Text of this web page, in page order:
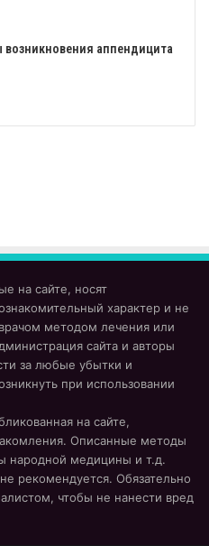
возникновения аппендицита
на сайте, носят
характер и не
методом лечения или
сайта и авторы
за любые убытки и
при использовании
на сайте,
Описанные методы
народной медицины и т.д.
рекомендуется. Обязательно
чтобы не нанести вред